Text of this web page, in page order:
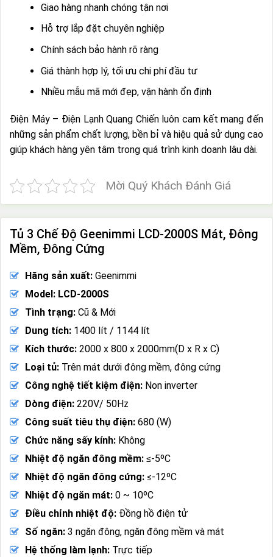
Giao hàng nhanh chóng tận nơi
Hỗ trợ lắp đặt chuyên nghiệp
Chính sách bảo hành rõ ràng
Giá thành hợp lý, tối ưu chi phí đầu tư
Nhiều mẫu mã mới đẹp, vận hành ổn định
Điện Máy – Điện Lạnh Quang Chiến luôn cam kết mang đến
những sản phẩm chất lượng, bền bỉ và hiệu quả sử dụng cao
giúp khách hàng yên tâm trong quá trình kinh doanh lâu dài.
Mời Quý Khách Đánh Giá
Tủ 3 Chế Độ Geenimmi LCD-2000S Mát, Đông
Mềm, Đông Cứng
Hãng sản xuất: Geenimmi
Model: LCD-2000S
Tình trạng: Cũ & Mới
Dung tích: 1400 lít / 1144 lít
Kích thước: 2000 x 800 x 2000mm(D x R x C)
Loại tủ: Trên mát dưới đông mềm, đông cứng
Công nghệ tiết kiệm điện: Non inverter
Dòng điện: 220V/ 50Hz
Công suất tiêu thụ điện: 680 (W)
Chức năng sấy kính: Không
Nhiệt độ ngăn đông mềm: ≤-5ºC
Nhiệt độ ngăn đông cứng: ≤-12ºC
Nhiệt độ ngăn mát: 0 ~ 10ºC
Điều chỉnh nhiệt độ: Đồng hồ điện tử
Số ngăn: 3 ngăn đông, ngăn đông mềm và mát
Hệ thống làm lạnh: Trực tiếp